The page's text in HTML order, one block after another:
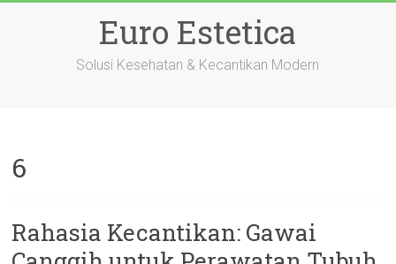
Euro Estetica
Solusi Kesehatan & Kecantikan Modern
6
Rahasia Kecantikan: Gawai